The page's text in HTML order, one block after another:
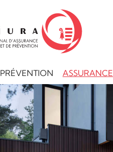
PRÉVENTION ASSURANCE